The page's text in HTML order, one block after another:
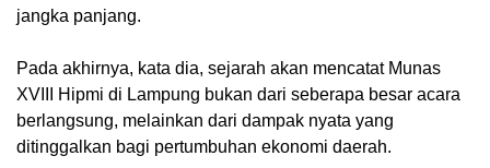
jangka panjang.
Pada akhirnya, kata dia, sejarah akan mencatat Munas
XVIII Hipmi di Lampung bukan dari seberapa besar acara
berlangsung, melainkan dari dampak nyata yang
ditinggalkan bagi pertumbuhan ekonomi daerah.